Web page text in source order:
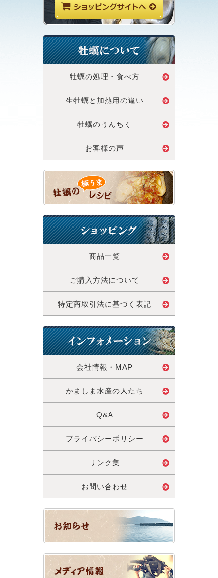
牡蠣の処理・食べ方
生牡蠣と加熱用の違い
牡蠣のうんちく
お客様の声
商品一覧
ご購入方法について
特定商取引法に基づく表記
会社情報・MAP
かましま水産の人たち
Q&A
プライバシーポリシー
リンク集
お問い合わせ